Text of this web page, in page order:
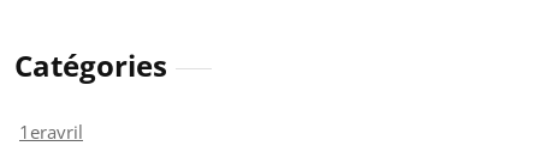
Catégories
1eravril